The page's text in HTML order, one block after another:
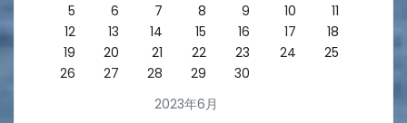
2023年6月
5
6 7 8 9 10
11
12
13 14 15 16 17
18
19
20 21 22 23 24
25
26
27 28 29 30